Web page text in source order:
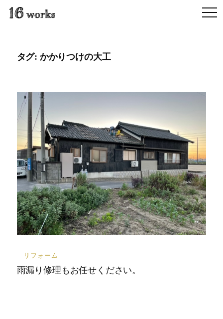
タグ: かかりつけの大工
リフォーム
雨漏り修理もお任せください。